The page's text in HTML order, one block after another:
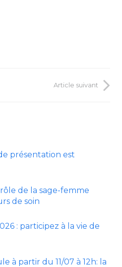
Article suivant
présentation est
de la sage-femme
de soin
: participez à la vie de
à partir du 11/07 à 12h: la